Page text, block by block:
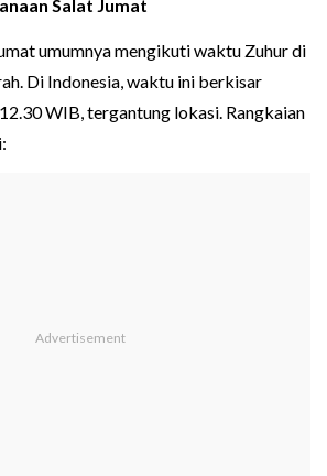
Salat Jumat
umumnya mengikuti waktu Zuhur di
Di Indonesia, waktu ini berkisar
WIB, tergantung lokasi. Rangkaian